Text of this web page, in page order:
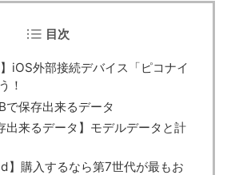
目次
iOS外部接続デバイス「ピコナイ
！
で保存出来るデータ
出来るデータ】モデルデータと計
】購入するなら第7世代が最もお